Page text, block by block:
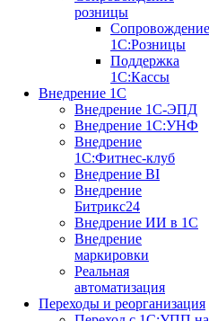
розницы
Сопровождение
1С:Розницы
Поддержка
1С:Кассы
Внедрение 1С
Внедрение 1С-ЭПД
Внедрение 1С:УНФ
Внедрение
1С:Фитнес-клуб
Внедрение BI
Внедрение
Битрикс24
Внедрение ИИ в 1С
Внедрение
маркировки
Реальная
автоматизация
Переходы и реорганизация